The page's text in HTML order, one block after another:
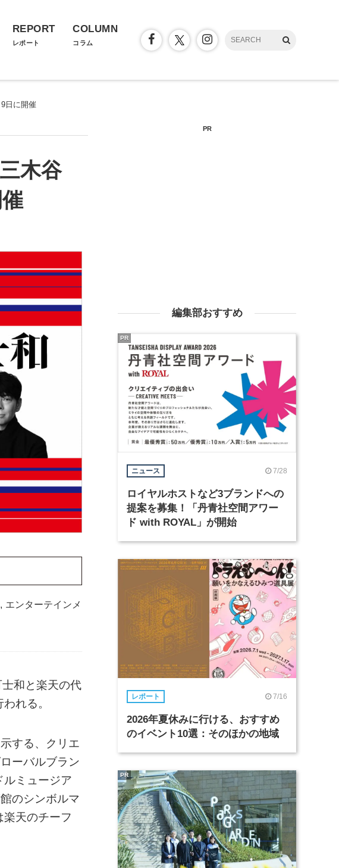
REPORT
レポート
COLUMN
コラム
日に開催
木谷
, エンターテインメ
和と楽天の代
れる。
する、クリエ
ーバルブラン
ルミュージア
のシンボルマ
天のチーフ
PR
編集部おすすめ
ニュース 7/28
ロイヤルホストなど3ブランドへの
提案を募集！「丹青社空間アワー
ド with ROYAL」が開始
PR
レポート 7/16
2026年夏休みに行ける、おすすめ
のイベント10選：そのほかの地域
PR